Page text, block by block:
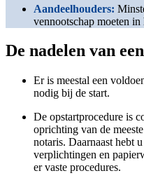
Aandeelhouders:
vennootschap moeten
De nadelen van
Er is meestal een
nodig bij de start.
De opstartprocedure is
oprichting van de
notaris. Daarnaast hebt
verplichtingen en
er vaste procedures.